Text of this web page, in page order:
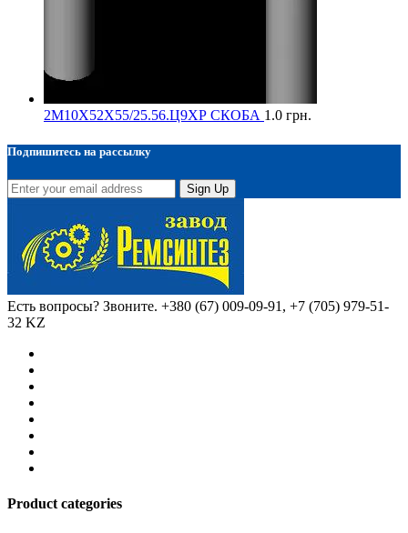
2М10Х52Х55/25.56.Ц9ХР СКОБА 1.0 грн.
Подпишитесь на рассылку
Sign Up
Есть вопросы? Звоните. +380 (67) 009-09-91, +7 (705) 979-51-
32 KZ
Product categories